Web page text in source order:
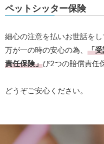
ペットシッター保険
細心の注意を払いお世話をし
万が一の時の安心の為、 「
責任保険」び2つの賠償責任
どうぞご安心ください。